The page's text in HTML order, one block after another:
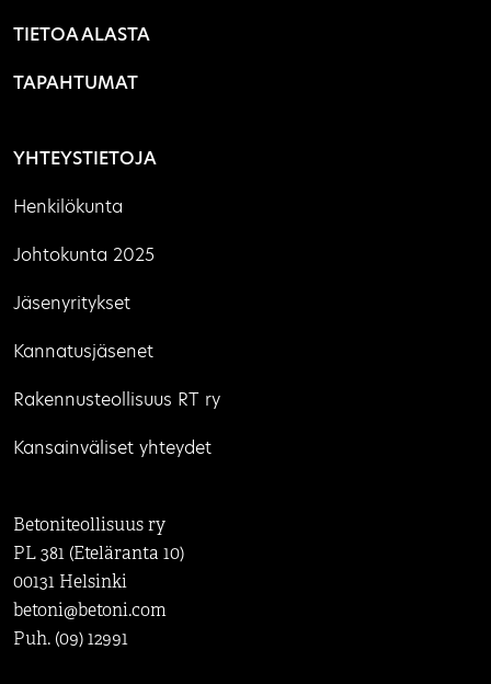
TIETOA ALASTA
TAPAHTUMAT
YHTEYSTIETOJA
Henkilökunta
Johtokunta 2025
Jäsenyritykset
Kannatusjäsenet
Rakennusteollisuus RT ry
Kansainväliset yhteydet
Betoniteollisuus ry
PL 381 (Eteläranta 10)
00131 Helsinki
betoni@betoni.com
Puh. (09) 12991